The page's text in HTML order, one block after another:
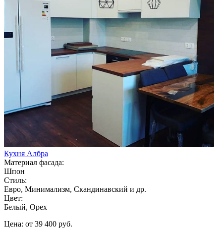
Кухня Албра
Материал фасада:
Шпон
Стиль:
Евро, Минимализм, Скандинавский и др.
Цвет:
Белый, Орех
Цена: от 39 400 руб.